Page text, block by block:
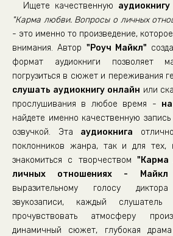
21
22
23
24
25
26
28
30
31
Ищете качественную аудиокнигу
"Карма любви. Вопросы о личных
- это именно то произведение,
внимания. Автор "Роуч Майкл"
формат аудиокниги позволяет
погрузиться в сюжет и переживания
слушать аудиокнигу онлайн или
прослушивания в любое время -
найдете именно качественную
озвучкой. Эта аудиокнига
поклонников жанра, так и для тех,
знакомиться с творчеством "Карма
личных отношениях - Майкл
выразительному голосу
звукозаписи, каждый слушатель
прочувствовать атмосферу
динамичный сюжет, глубокая